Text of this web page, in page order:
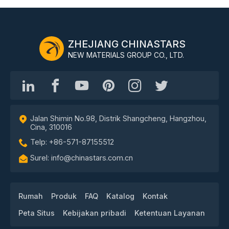
ZHEJIANG CHINASTARS
NEW MATERIALS GROUP CO., LTD.
Jalan Shimin No.98, Distrik Shangcheng, Hangzhou,
Cina, 310016
Telp: +86-571-87155512
Surel: info@chinastars.com.cn
Rumah Produk FAQ Katalog
Kontak
Peta Situs
Kebijakan pribadi Ketentuan Layanan